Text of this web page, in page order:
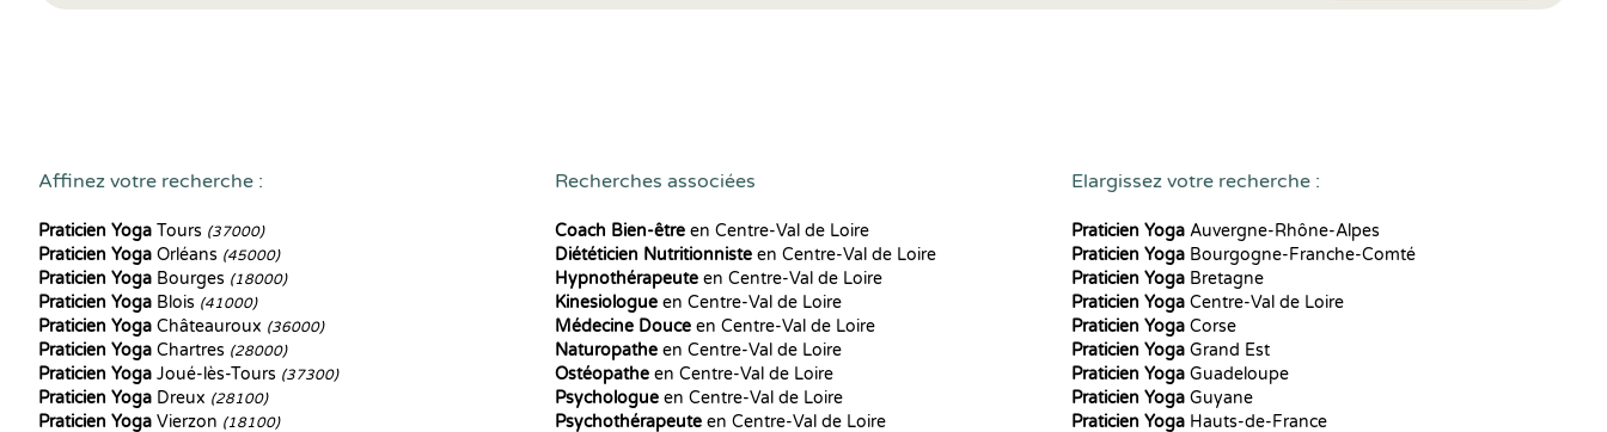
Affinez votre recherche :
Praticien Yoga Tours (37000)
Praticien Yoga Orléans (45000)
Praticien Yoga Bourges (18000)
Praticien Yoga Blois (41000)
Praticien Yoga Châteauroux (36000)
Praticien Yoga Chartres (28000)
Praticien Yoga Joué-lès-Tours (37300)
Praticien Yoga Dreux (28100)
Praticien Yoga Vierzon (18100)
Recherches associées
Coach Bien-être en Centre-Val de Loire
Diététicien Nutritionniste en Centre-Val de Loire
Hypnothérapeute en Centre-Val de Loire
Kinesiologue en Centre-Val de Loire
Médecine Douce en Centre-Val de Loire
Naturopathe en Centre-Val de Loire
Ostéopathe en Centre-Val de Loire
Psychologue en Centre-Val de Loire
Psychothérapeute en Centre-Val de Loire
Elargissez votre recherche :
Praticien Yoga Auvergne-Rhône-Alpes
Praticien Yoga Bourgogne-Franche-Comté
Praticien Yoga Bretagne
Praticien Yoga Centre-Val de Loire
Praticien Yoga Corse
Praticien Yoga Grand Est
Praticien Yoga Guadeloupe
Praticien Yoga Guyane
Praticien Yoga Hauts-de-France